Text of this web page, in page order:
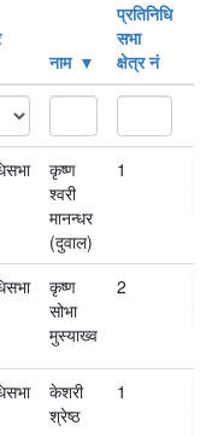
नाम
प्रतिनिधि
सभा
क्षेत्र नं
कृष्ण
श्‍वरी
मानन्धर
(दुवाल)
1
कृष्ण
सोभा
मुस्याख्व
2
केशरी
श्रेष्‍ठ
1